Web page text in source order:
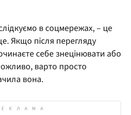
в соцмережах, – це
Якщо після перегляду
себе знецінювати або
варто просто
вона.